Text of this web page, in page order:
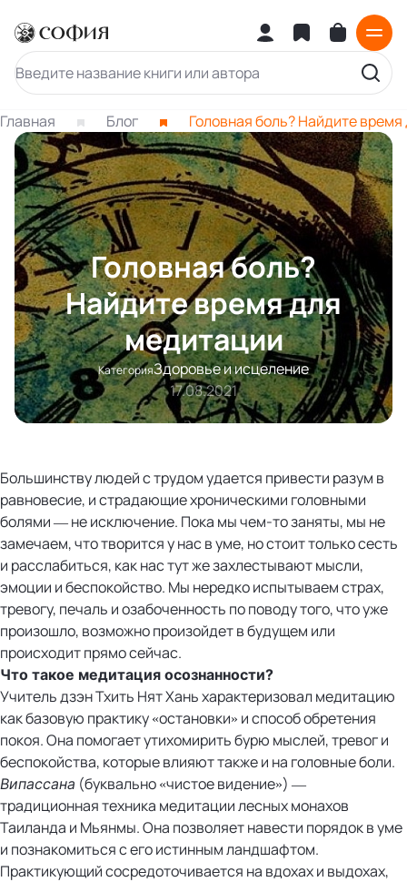
Главная Блог Головная боль? Найдите
Головная боль?
Найдите время для
медитации
КатегорияЗдоровье и исцеление
17.08.2021
Большинству людей с трудом удается привести разум в
равновесие, и страдающие хроническими головными
болями — не исключение. Пока мы чем-то заняты, мы не
замечаем, что творится у нас в уме, но стоит только сесть
и расслабиться, как нас тут же захлестывают мысли,
эмоции и беспокойство. Мы нередко испытываем страх,
тревогу, печаль и озабоченность по поводу того, что уже
произошло, возможно произойдет в будущем или
происходит прямо сейчас.
Что такое медитация осознанности?
Учитель дзэн Тхить Нят Хань характеризовал медитацию
как базовую практику «остановки» и способ обретения
покоя. Она помогает утихомирить бурю мыслей, тревог и
беспокойства, которые влияют также и на головные боли.
Випассана (буквально «чистое видение») —
традиционная техника медитации лесных монахов
Таиланда и Мьянмы. Она позволяет навести порядок в уме
и познакомиться с его истинным ландшафтом.
Практикующий сосредоточивается на вдохах и выдохах,